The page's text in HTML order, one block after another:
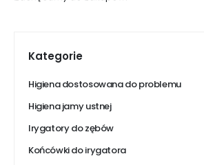
Kategorie
Higiena dostosowana do problemu
Higiena jamy ustnej
Irygatory do zębów
Końcówki do irygatora